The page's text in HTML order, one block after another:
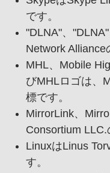
です。
"DLNA"、
Network Alliance
MHL、 Mobile
びMHLロゴは、
標です。
MirrorLink、
Consortium LLC.
LinuxはLinus
す。